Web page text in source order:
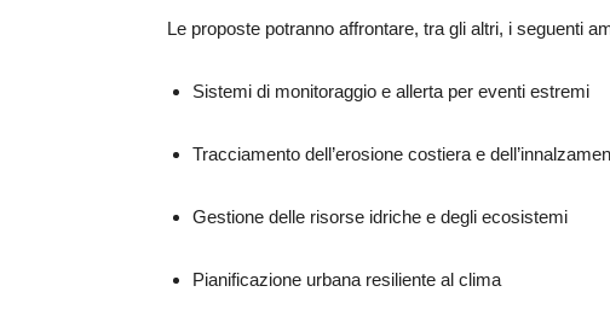
Le proposte potranno affrontare, tra gli altri, i seguenti
Sistemi di monitoraggio e allerta per eventi estremi
Tracciamento dell’erosione costiera e
Gestione delle risorse idriche e degli ecosistemi
Pianificazione urbana resiliente al clima